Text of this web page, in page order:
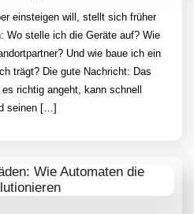
einsteigen will, stellt sich früher
Wo stelle ich die Geräte auf? Wie
Und wie baue ich ein
trägt? Die gute Nachricht: Das
richtig angeht, kann schnell
seinen […]